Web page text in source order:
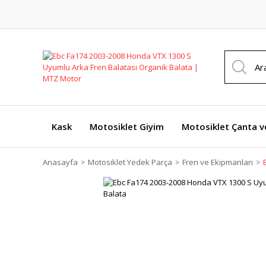
Kask Motosiklet Giyim Motosiklet Çanta
Anasayfa Motosiklet Yedek Parça Fren ve Ekipmanları